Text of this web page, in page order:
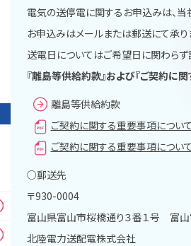
電気の送停電に関するお申込みは、当
お申込みはメールまたは郵送にて承り
送電日についてはご希望日に関わらず
『離島等供給約款』および『ご契約に
離島等供給約款
ご契約に関する重要事項について
ご契約に関する重要事項について
○郵送先
〒930-0004
富山県富山市桜橋通り３番１号 富
北陸電力送配電株式会社